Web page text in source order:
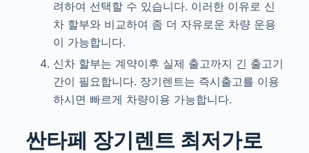
려하여 선택할 수 있습니다. 이러한 이유로 신
차 할부와 비교하여 좀 더 자유로운 차량 운용
이 가능합니다.
신차 할부는 계약이후 실제 출고까지 긴 출고기
간이 필요합니다. 장기렌트는 즉시출고를 이용
하시면 빠르게 차량이용 가능합니다.
싼타페 장기렌트 최저가로